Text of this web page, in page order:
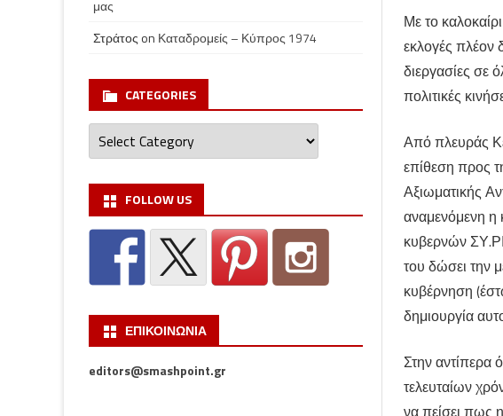
Με το
εκλογές πλέον
διεργασίες σε
πολιτικές
Από πλευράς
επίθεση προς
Αξιωματικής
αναμενόμενη η
κυβερνών
του δώσει την
κυβέρνηση
δημιουργία
Στην αντίπερα
τελευταίων
να πείσει πως
μας
Στράτος on Καταδρομείς – Κύπρος 1974
CATEGORIES
Categories
FOLLOW US
ΕΠΙΚΟΙΝΩΝΙΑ
editors@smashpoint.gr